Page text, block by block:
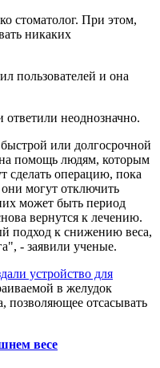
стоматолог. При этом,
никаких
пользователей и она
ответили неоднозначно.
или долгосрочной
на помощь людям, которым
сделать операцию, пока
могут отключить
может быть период
вернутся к лечению.
подход к снижению веса,
- заявили ученые.
устройство для
в желудок
позволяющее отсасывать
весе